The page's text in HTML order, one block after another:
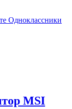
Одноклассники
MSI